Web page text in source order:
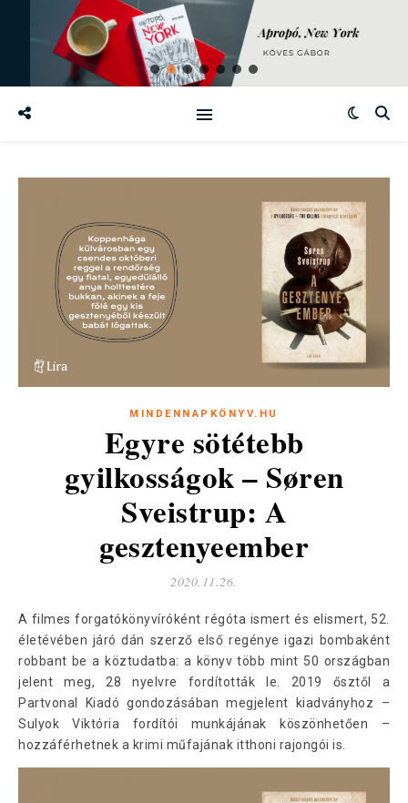
MINDENNAPKÖNYV.HU
Egyre sötétebb
gyilkosságok – Søren
Sveistrup: A
gesztenyeember
2020.11.26.
A filmes forgatókönyvíróként régóta ismert és elismert, 52.
életévében járó dán szerző első regénye igazi bombaként
robbant be a köztudatba: a könyv több mint 50 országban
jelent meg, 28 nyelvre fordították le. 2019 ősztől a
Partvonal Kiadó gondozásában megjelent kiadványhoz –
Sulyok Viktória fordítói munkájának köszönhetően –
hozzáférhetnek a krimi műfajának itthoni rajongói is.